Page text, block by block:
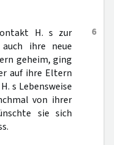
6
H. s zur
ihre neue
geheim, ging
auf ihre Eltern
s Lebensweise
von ihrer
sie sich